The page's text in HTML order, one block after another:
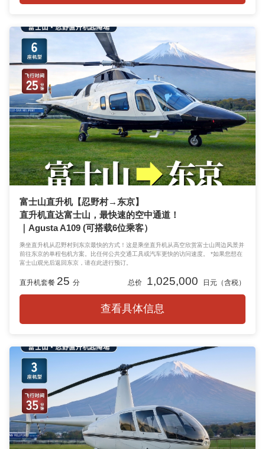
富士山直升机【忍野村→东京】
直升机直达富士山，最快速的空中通道！
｜Agusta A109 (可搭载6位乘客）
乘坐直升机从忍野村到东京最快的方式！这是乘坐直升机从高空欣赏富士山周边风景并
前往东京的单程包机方案。比任何公共交通工具或汽车更快的访问速度。 *如果您想在
富士山观光后返回东京，请在此进行预订。
直升机套餐 25 分 总价 1,025,000 日元（含税）
查看具体信息